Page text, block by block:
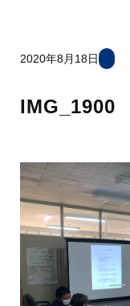
2020年8月18日
IMG_1900